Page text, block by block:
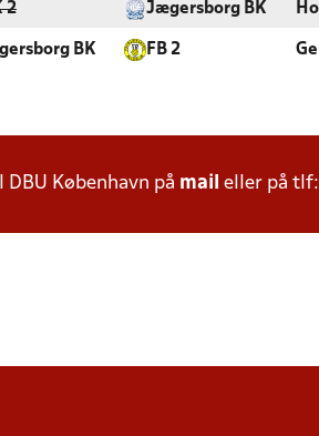
2 Jægersborg BK
BK FB 2
København på mail eller på tlf: